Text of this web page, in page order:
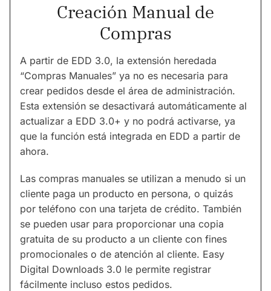
Creación Manual de
Compras
A partir de EDD 3.0, la extensión heredada
“Compras Manuales” ya no es necesaria para
crear pedidos desde el área de administración.
Esta extensión se desactivará automáticamente al
actualizar a EDD 3.0+ y no podrá activarse, ya
que la función está integrada en EDD a partir de
ahora.
Las compras manuales se utilizan a menudo si un
cliente paga un producto en persona, o quizás
por teléfono con una tarjeta de crédito. También
se pueden usar para proporcionar una copia
gratuita de su producto a un cliente con fines
promocionales o de atención al cliente. Easy
Digital Downloads 3.0 le permite registrar
fácilmente incluso estos pedidos.